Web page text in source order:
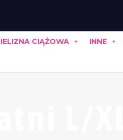
CIĄŻOWA INNE